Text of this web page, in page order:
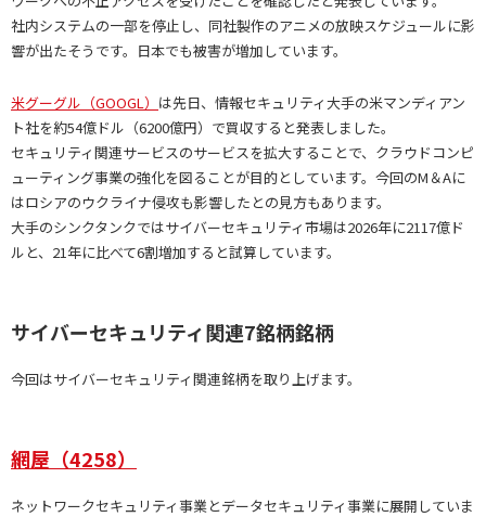
社内システムの一部を停止し、同社製作のアニメの放映スケジュールに影
響が出たそうです。日本でも被害が増加しています。
米グーグル（GOOGL） は先日、情報セキュリティ大手の米マンディアン
ト社を約54億ドル（6200億円）で買収すると発表しました。
セキュリティ関連サービスのサービスを拡大することで、クラウドコンピ
ューティング事業の強化を図ることが目的としています。今回のM＆Aに
はロシアのウクライナ侵攻も影響したとの見方もあります。
大手のシンクタンクではサイバーセキュリティ市場は2026年に2117億ド
ルと、21年に比べて6割増加すると試算しています。
サイバーセキュリティ関連7銘柄銘柄
今回はサイバーセキュリティ関連銘柄を取り上げます。
網屋（4258）
ネットワークセキュリティ事業とデータセキュリティ事業に展開していま